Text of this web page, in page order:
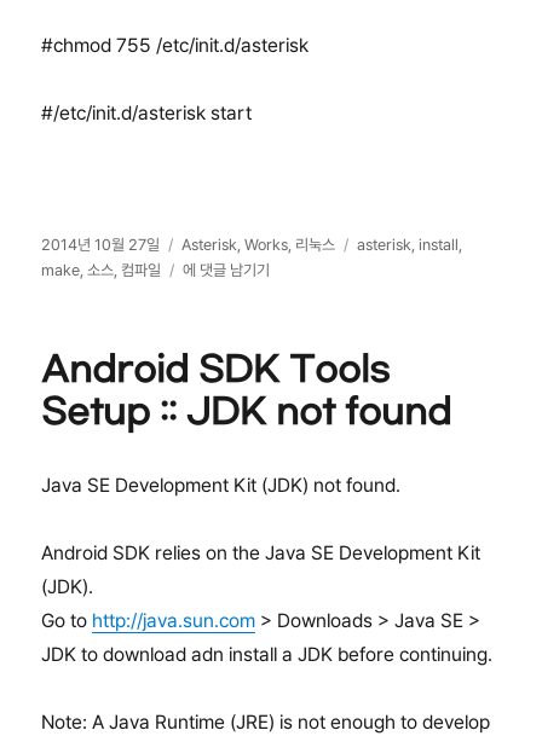
#chmod 755 /etc/init.d/asterisk
#/etc/init.d/asterisk start
작
성
2014년 10월 27일
카
테
Asterisk,Works, 리눅스
태
asterisk,install,
make,소스, 컴파일
asterisk
컴
일
이
러
치
등
에 댓글 남기기
Android SDK Tools
Setup :: JDK not found
Java SE Development Kit (JDK) not found.
Android SDK relies on the Java SE Development Kit
(JDK).
Go to http://java.sun.com > Downloads > Java SE >
JDK to download adn install a JDK before continuing.
Note: A Java Runtime (JRE) is not enough to develop